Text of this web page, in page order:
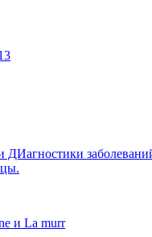
и La murr